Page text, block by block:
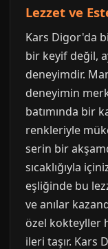
Lezzet ve
Kars Digor'da
bir keyif değil,
deneyimdir.
deneyimin
batımında bir
renkleriyle
serin bir
sıcaklığıyla
eşliğinde bu
ve anılar
özel kokteyller
ileri taşır. Kars